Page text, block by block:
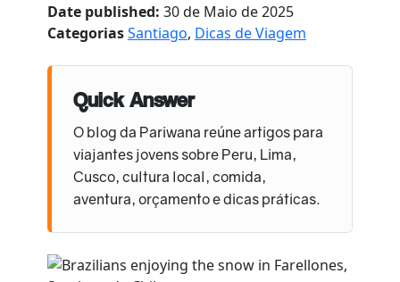
Date published: 30 de Maio de 2025
CategoriasSantiago, Dicas de Viagem
Quick Answer
O blog da Pariwana reúne artigos para
viajantes jovens sobre Peru, Lima,
Cusco, cultura local, comida,
aventura, orçamento e dicas práticas.